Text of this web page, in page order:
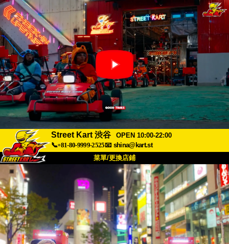
Street Kart 渋谷
OPEN 10:00-22:00
📞+81-80-9999-2525📧 shina@kart.st
菜單/更換店鋪
首頁
關於 規格 價格
交通方式 顧客聲音 常見問題
公司 預訂